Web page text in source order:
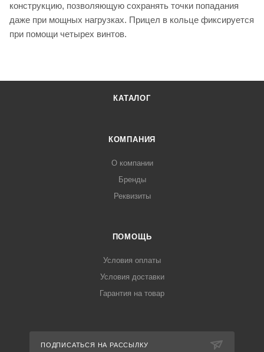
конструкцию, позволяющую сохранять точки попадания
даже при мощных нагрузках. Прицел в кольце фиксируется
при помощи четырех винтов.
КАТАЛОГ
КОМПАНИЯ
О компании
Бренды
Реквизиты
ПОМОЩЬ
Условия оплаты
Условия доставки
Гарантия на товар
ПОДПИСАТЬСЯ НА РАССЫЛКУ